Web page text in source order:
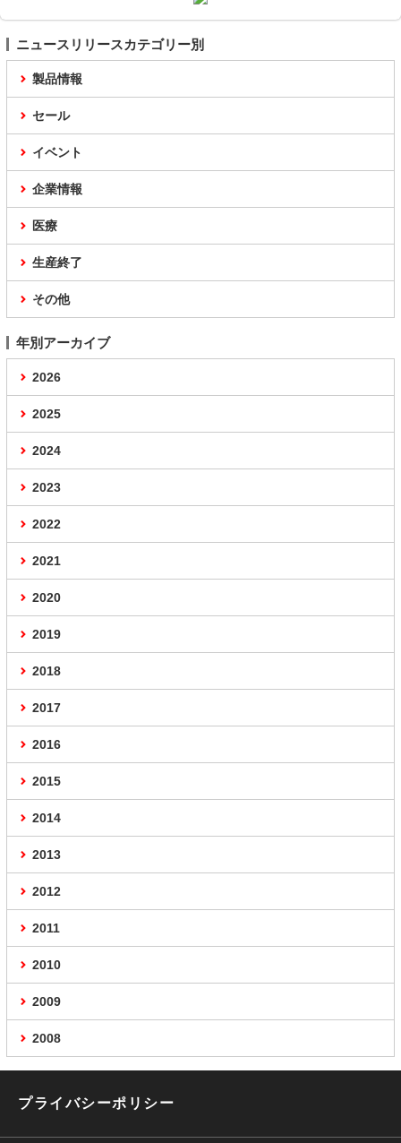
ニュースリリースカテゴリー別
製品情報
セール
イベント
企業情報
医療
生産終了
その他
年別アーカイブ
2026
2025
2024
2023
2022
2021
2020
2019
2018
2017
2016
2015
2014
2013
2012
2011
2010
2009
2008
プライバシーポリシー